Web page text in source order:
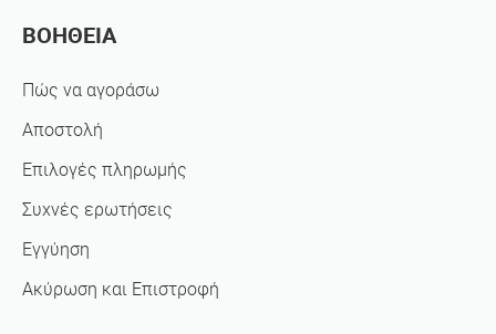
ΒΟΗΘΕΙΑ
Πώς να αγοράσω
Αποστολή
Επιλογές πληρωμής
Συχνές ερωτήσεις
Εγγύηση
Ακύρωση και Επιστροφή